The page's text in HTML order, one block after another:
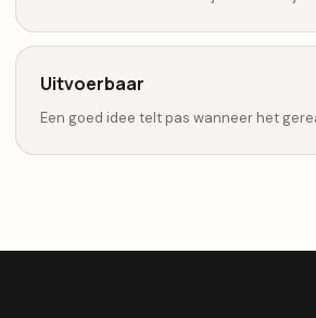
Uitvoerbaar
Een goed idee telt pas wanneer het